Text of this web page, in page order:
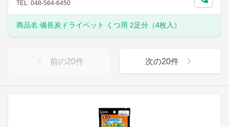
TEL: 048-564-6450
商品名:備長炭ドライペット くつ用 2足分（4枚入）
前の20件 次の20件